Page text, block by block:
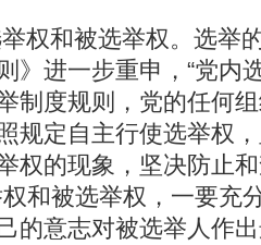
权和被选举权。选举
》进一步重申，“党内
制度规则，党的任何
规定自主行使选举权
权的现象，坚决防止
和被选举权，一要充
的意志对被选举人作